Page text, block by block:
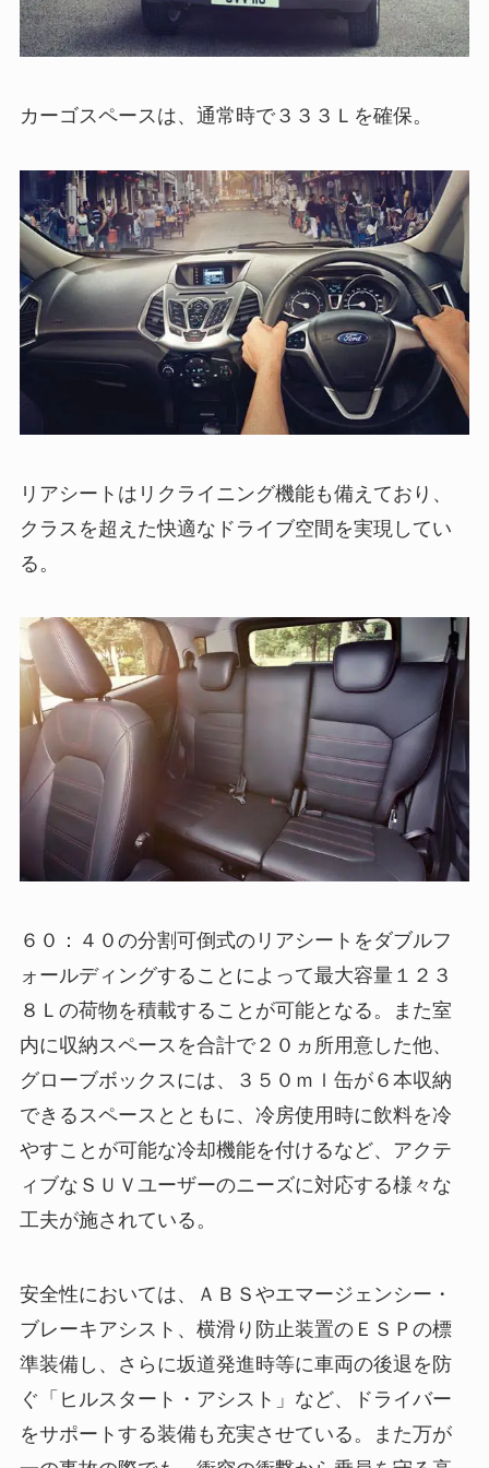
カーゴスペースは、通常時で３３３Ｌを確保。
リアシートはリクライニング機能も備えており、
クラスを超えた快適なドライブ空間を実現してい
る。
６０：４０の分割可倒式のリアシートをダブルフ
ォールディングすることによって最大容量１２３
８Ｌの荷物を積載することが可能となる。また室
内に収納スペースを合計で２０ヵ所用意した他、
グローブボックスには、３５０ｍｌ缶が６本収納
できるスペースとともに、冷房使用時に飲料を冷
やすことが可能な冷却機能を付けるなど、アクテ
ィブなＳＵＶユーザーのニーズに対応する様々な
工夫が施されている。
安全性においては、ＡＢＳやエマージェンシー・
ブレーキアシスト、横滑り防止装置のＥＳＰの標
準装備し、さらに坂道発進時等に車両の後退を防
ぐ「ヒルスタート・アシスト」など、ドライバー
をサポートする装備も充実させている。また万が